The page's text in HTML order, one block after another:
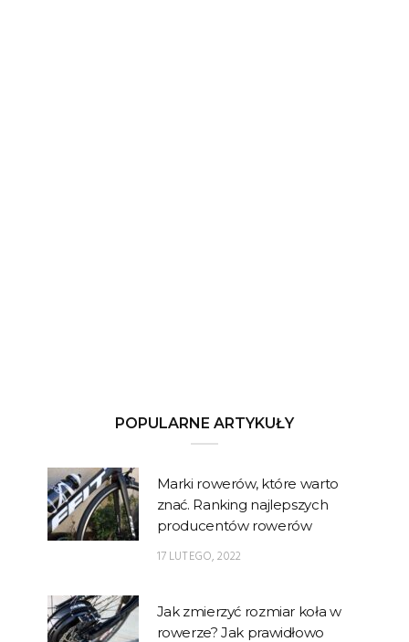
POPULARNE ARTYKUŁY
Marki rowerów, które warto
znać. Ranking najlepszych
producentów rowerów
17 LUTEGO, 2022
Jak zmierzyć rozmiar koła w
rowerze? Jak prawidłowo